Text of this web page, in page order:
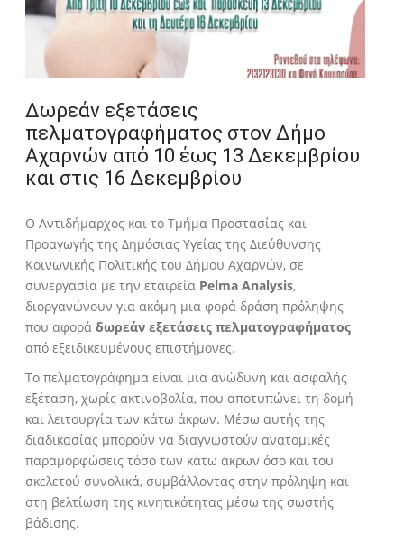
Δωρεάν εξετάσεις
πελματογραφήματος στον Δήμο
Αχαρνών από 10 έως 13 Δεκεμβρίου
και στις 16 Δεκεμβρίου
Ο Αντιδήμαρχος και το Τμήμα Προστασίας και
Προαγωγής της Δημόσιας Υγείας της Διεύθυνσης
Κοινωνικής Πολιτικής του Δήμου Αχαρνών, σε
συνεργασία με την εταιρεία Pelma Analysis,
διοργανώνουν για ακόμη μια φορά δράση πρόληψης
που αφοράδωρεάν εξετάσεις πελματογραφήματος
από εξειδικευμένους επιστήμονες.
Το πελματογράφημα είναι μια ανώδυνη και ασφαλής
εξέταση, χωρίς ακτινοβολία, που αποτυπώνει τη δομή
και λειτουργία των κάτω άκρων. Μέσω αυτής της
διαδικασίας μπορούν να διαγνωστούν ανατομικές
παραμορφώσεις τόσο των κάτω άκρων όσο και του
σκελετού συνολικά, συμβάλλοντας στην πρόληψη και
στη βελτίωση της κινητικότητας μέσω της σωστής
βάδισης.